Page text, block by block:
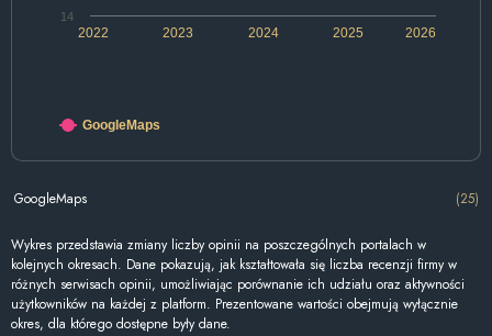
2022 2024 2026
2023 2025
14
GoogleMaps
GoogleMaps (25)
Wykres przedstawia zmiany liczby opinii na poszczególnych portalach w
kolejnych okresach. Dane pokazują, jak kształtowała się liczba recenzji firmy w
różnych serwisach opinii, umożliwiając porównanie ich udziału oraz aktywności
użytkowników na każdej z platform. Prezentowane wartości obejmują wyłącznie
okres, dla którego dostępne były dane.